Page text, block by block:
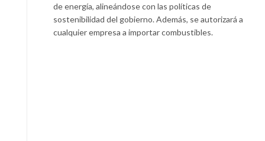
de energía, alineándose con las políticas de
sostenibilidad del gobierno. Además, se autorizará a
cualquier empresa a importar combustibles.